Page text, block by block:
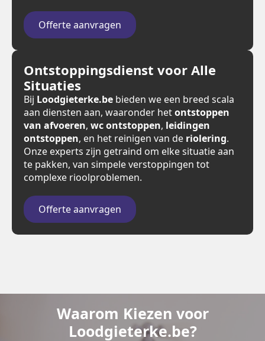
Offerte aanvragen
Ontstoppingsdienst voor Alle
Situaties
Bij Loodgieterke.be bieden we een breed scala
aan diensten aan, waaronder hetontstoppen
van afvoeren, wc ontstoppen, leidingen
ontstoppen, en het reinigen van de riolering.
Onze experts zijn getraind om elke situatie aan
te pakken, van simpele verstoppingen tot
complexe rioolproblemen.
Offerte aanvragen
Waarom Kiezen voor
Loodgieterke.be?